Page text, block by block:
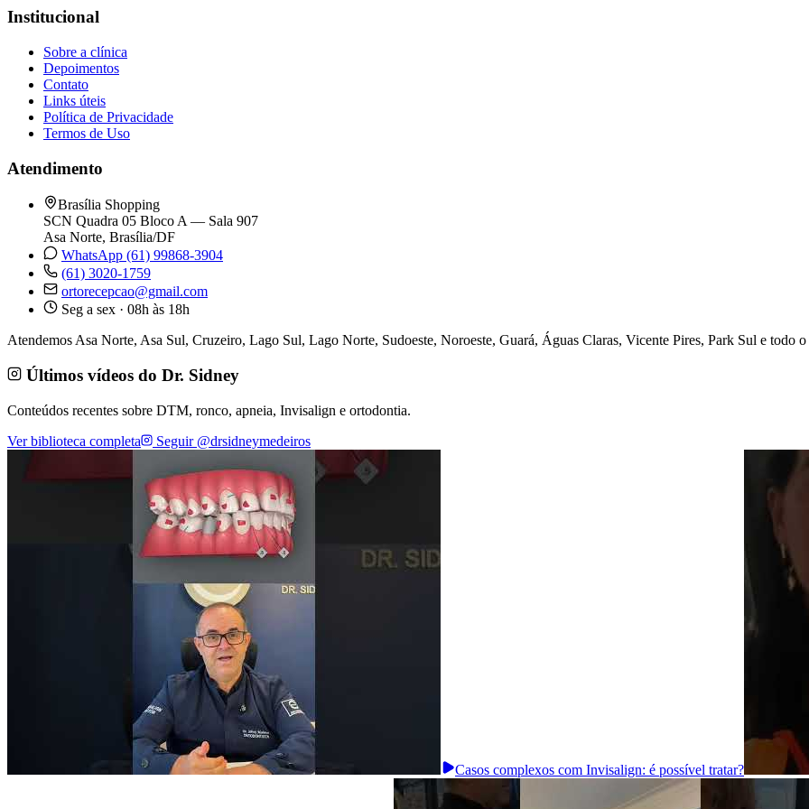
Institucional
Sobre a clínica
Depoimentos
Contato
Links úteis
Política de Privacidade
Termos de Uso
Atendimento
Brasília Shopping
SCN Quadra 05 Bloco A — Sala 907
Asa Norte, Brasília/DF
WhatsApp (61) 99868-3904
(61) 3020-1759
ortorecepcao@gmail.com
Seg a sex · 08h às 18h
Atendemos Asa Norte, Asa Sul, Cruzeiro, Lago Sul, Lago Norte, Sudoeste, Noroeste, Guará, Águas Claras, Vicente Pires, Park Sul e todo
Últimos vídeos do Dr. Sidney
Conteúdos recentes sobre DTM, ronco, apneia, Invisalign e ortodontia.
Ver biblioteca completa
Seguir @drsidneymedeiros
Casos complexos com Invisalign: é possível tratar?